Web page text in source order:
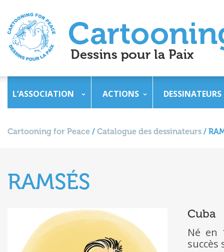
L’ASSOCIATION ACTIONS DESSINATEURS
Cartooning for Peace / Catalogue des dessinateurs /
RAMSÉS
Cuba
Né en
succès